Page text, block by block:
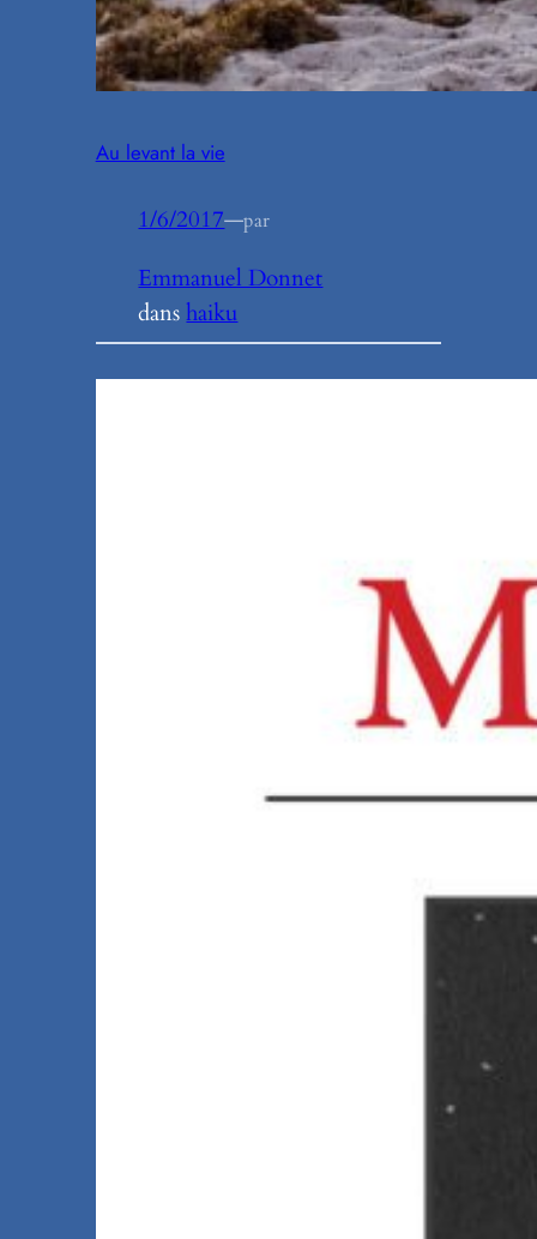
Au levant la vie
1/6/2017—par
Emmanuel Donnet
dans haiku